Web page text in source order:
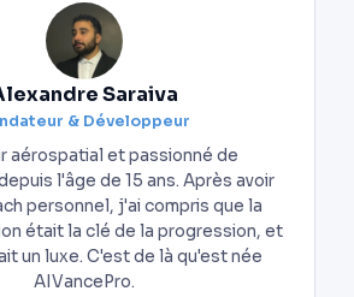
Saraiva
& Développeur
aérospatial et passionné de
l'âge de 15 ans. Après avoir
personnel, j'ai compris que la
était la clé de la progression, et
un luxe. C'est de là qu'est née
AIVancePro.